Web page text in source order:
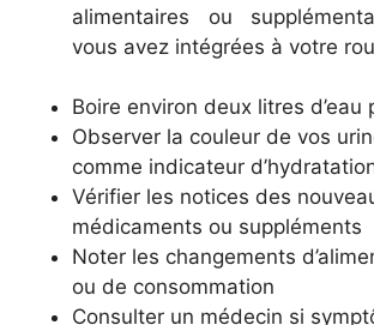
alimentaires ou
vous avez intégrées à votre
Boire environ deux litres d’eau
Observer la couleur de vos
comme indicateur
Vérifier les notices des
médicaments ou suppléments
Noter les changements
ou de consommation
Consulter un médecin si